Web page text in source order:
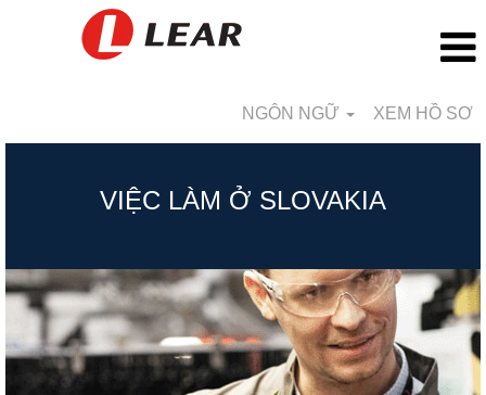
NGÔN NGỮ XEM HỒ SƠ
VIỆC LÀM Ở SLOVAKIA